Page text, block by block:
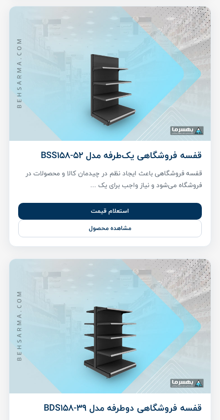
قفسه فروشگاهی یک‌طرفه مدل BSS158-52
قفسه فروشگاهی باعث ایجاد نظم در چیدمان کالا و محصولات در
فروشگاه می‌شود و نیاز واجب برای یک ...
استعلام قیمت
مشاهده محصول
قفسه فروشگاهی دوطرفه مدل BDS158-39